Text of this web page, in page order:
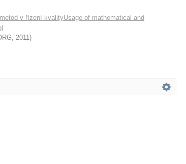
v řízení kvalityUsage of mathematical and
, 2011)